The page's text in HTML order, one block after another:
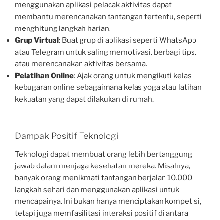
menggunakan aplikasi pelacak aktivitas dapat
membantu merencanakan tantangan tertentu, seperti
menghitung langkah harian.
Grup Virtual: Buat grup di aplikasi seperti WhatsApp
atau Telegram untuk saling memotivasi, berbagi tips,
atau merencanakan aktivitas bersama.
Pelatihan Online: Ajak orang untuk mengikuti kelas
kebugaran online sebagaimana kelas yoga atau latihan
kekuatan yang dapat dilakukan di rumah.
Dampak Positif Teknologi
Teknologi dapat membuat orang lebih bertanggung
jawab dalam menjaga kesehatan mereka. Misalnya,
banyak orang menikmati tantangan berjalan 10.000
langkah sehari dan menggunakan aplikasi untuk
mencapainya. Ini bukan hanya menciptakan kompetisi,
tetapi juga memfasilitasi interaksi positif di antara